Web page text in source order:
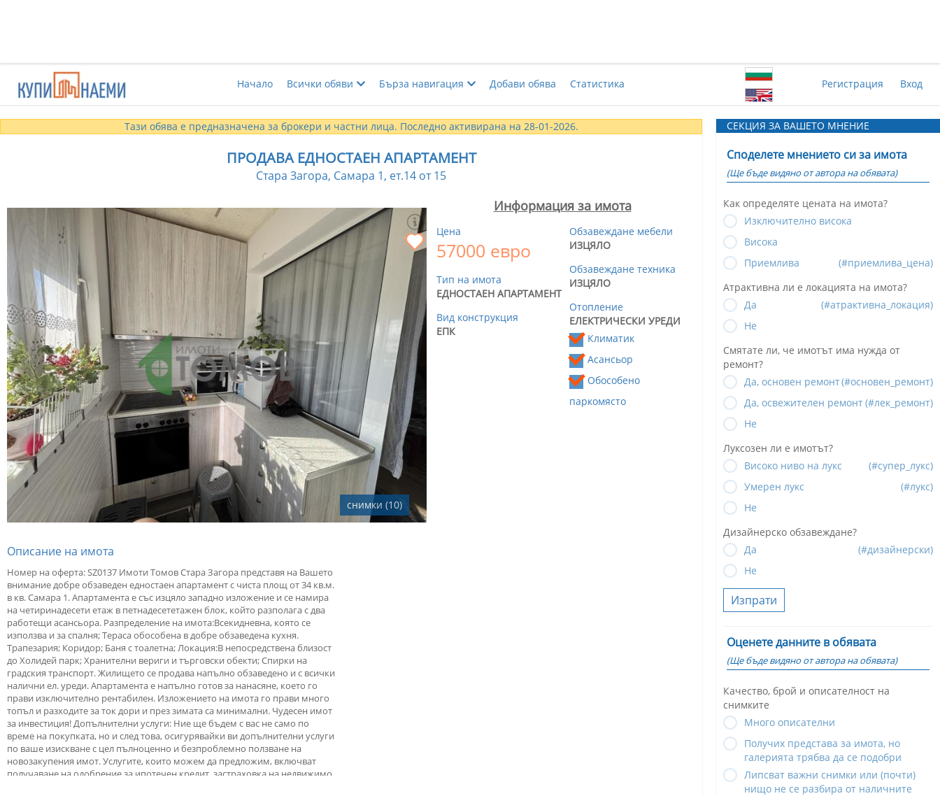
Регистрация Вход
Начало Всички обяви Бърза навигация Добави обява Статистика
Тази обява е предназначена за брокери и частни лица. Последно активирана на 28-01-2026.
ПРОДАВА ЕДНОСТАЕН АПАРТАМЕНТ
Стара Загора, Самара 1, ет.14 от 15
снимки (10)
Информация за имота
Цена
57000 евро
Тип на имота
ЕДНОСТАЕН АПАРТАМЕНТ
Вид конструкция
ЕПК
Обзавеждане мебели
ИЗЦЯЛО
Обзавеждане техника
ИЗЦЯЛО
Отопление
ЕЛЕКТРИЧЕСКИ УРЕДИ
Климатик
Асансьор
Обособено
паркомясто
Описание на имота
Номер на оферта: SZ0137 Имоти Томов Стара Загора представя на Вашето
внимание добре обзаведен едностаен апартамент с чиста площ от 34 кв.м.
в кв. Самара 1. Апартамента е със изцяло западно изложение и се намира
на четиринадесети етаж в петнадесететажен блок, който разполага с два
работещи асансьора. Разпределение на имота:Всекидневна, която се
използва и за спалня; Тераса обособена в добре обзаведена кухня.
Трапезария; Коридор; Баня с тоалетна; Локация:В непосредствена близост
до Холидей парк; Хранителни вериги и търговски обекти; Спирки на
градския транспорт. Жилището се продава напълно обзаведено и с всички
налични ел. уреди. Апартамента е напълно готов за нанасяне, което го
прави изключително рентабилен. Изложението на имота го прави много
топъл и разходите за ток дори и през зимата са минимални. Чудесен имот
за инвестиция! Допълнителни услуги: Ние ще бъдем с вас не само по
време на покупката, но и след това, осигурявайки ви допълнителни услуги
по ваше изискване с цел пълноценно и безпроблемно ползване на
новозакупения имот. Услугите, които можем да предложим, включват
получаване на одобрение за ипотечен кредит, застраховка на недвижимо
СЕКЦИЯ ЗА ВАШЕТО МНЕНИЕ
Споделете мнението си за имота
(Ще бъде видяно от автора на обявата)
Как определяте цената на имота?
Изключително висока
Висока
Приемлива
(#приемлива_цена)
Атрактивна ли е локацията на имота?
Да
(#атрактивна_локация)
Не
Смятате ли, че имотът има нужда от
ремонт?
Да, основен ремонт(#основен_ремонт)
Да, освежителен ремонт(#лек_ремонт)
Не
Луксозен ли е имотът?
Високо ниво на лукс
(#супер_лукс)
Умерен лукс
(#лукс)
Не
Дизайнерско обзавеждане?
Да
(#дизайнерски)
Не
Изпрати
Оценете данните в обявата
(Ще бъде видяно от автора на обявата)
Качество, брой и описателност на
снимките
Много описателни
Получих представа за имота, но
галерията трябва да се подобри
Липсват важни снимки или (почти)
нищо не се разбира от наличните